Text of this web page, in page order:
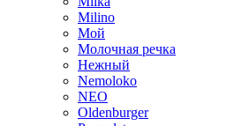
Milino
Мой
Молочная речка
Нежный
Nemoloko
NEO
Oldenburger